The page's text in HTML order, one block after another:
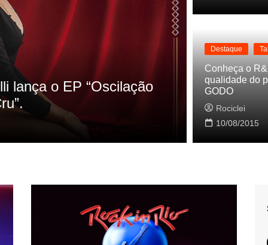
referencias do clipe de
Destaque
Cynthia
Baleiro
Rociclei
Destaque
Conheça o
qualidade do
GODO
Rociclei
10/08/2015